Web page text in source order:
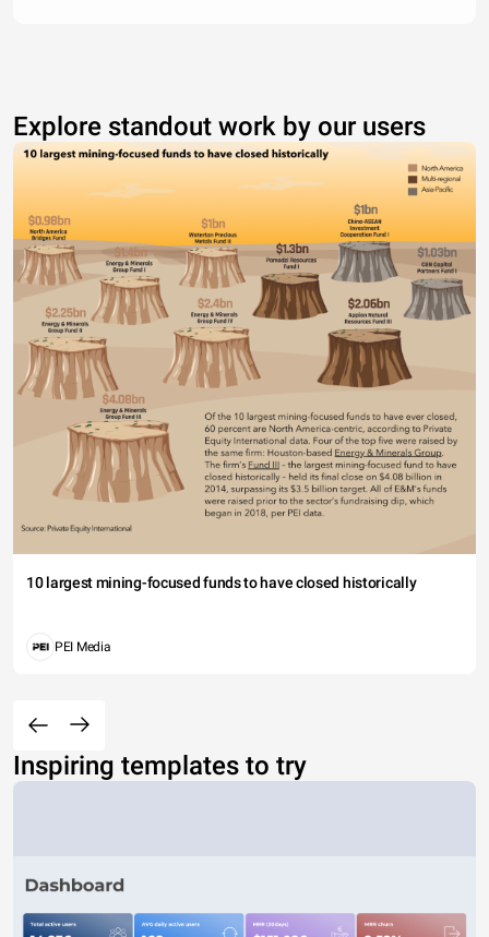
Explore standout work by our users
10 largest mining-focused funds to have closed historically
PEI Media
Inspiring templates to try